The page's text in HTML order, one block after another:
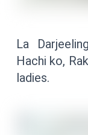
La
Hachi ko,
ladies.